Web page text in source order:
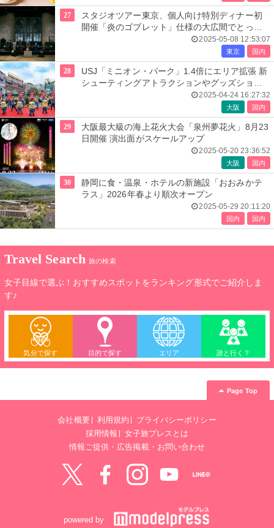
27
スタジオツアー東京、個人向け特別ディナー初
開催「炎のゴブレット」仕様の大広間でとって
2025-05-08 12:53:07
東京 国内
28
USJ「ミニオン・パーク」1.4倍にエリア拡張 新
シューティングアトラクションやグッズショッ
2025-04-24 16:27:32
大阪 国内
29
大阪最大級の海上花火大会「泉州夢花火」8月23
日開催 演出面がスケールアップ
2025-05-20 23:36:52
大阪 国内
30
静岡に食・温泉・ホテルの新施設「おおみかテ
ラス」2026年春より順次オープン
2025-05-29 20:11:20
国内 国内
Travel Search 旅の検索
女子目線で選ぶ！おすすめスポットをランキング形式でご紹介しま
す♪
気分で探す 目的で探す エリア 誰と行く？
Page Top
会社概要 利用規約
プライバシーポリシー
採用情報
女子旅プレスとは
情報ご提供・広告掲載・お問い合わせ
powered by